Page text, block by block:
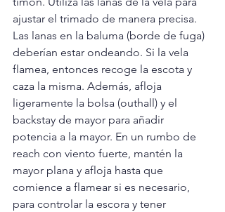
ajustar el trimado de manera precisa.
Las lanas en la baluma (borde de fuga)
deberían estar ondeando. Si la vela
flamea, entonces recoge la escota y
caza la misma. Además, afloja
ligeramente la bolsa (outhall) y el
backstay de mayor para añadir
potencia a la mayor. En un rumbo de
reach con viento fuerte, mantén la
mayor plana y afloja hasta que
comience a flamear si es necesario,
para controlar la escora y tener